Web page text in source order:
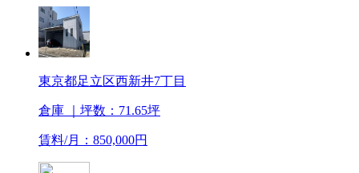
東京都足立区西新井7丁目
倉庫 ｜坪数：71.65坪
賃料/月：850,000円